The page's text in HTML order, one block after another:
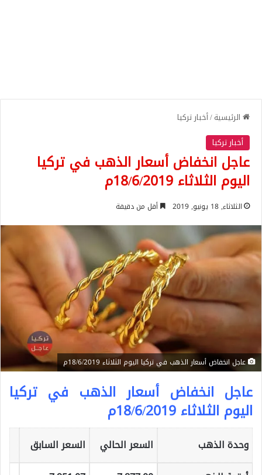
الرئيسية/أخبار تركيا
أخبار تركيا
عاجل انخفاض أسعار الذهب في تركيا
اليوم الثلاثاء 18/6/2019م
الثلاثاء, 18 يونيو, 2019 أقل من دقيقة
عاجل انخفاض أسعار الذهب في تركيا اليوم الثلاثاء 18/6/2019م
عاجل انخفاض أسعار الذهب في تركيا
اليوم الثلاثاء 18/6/2019م
وحدة الذهب السعر الحالي
السعر السابق